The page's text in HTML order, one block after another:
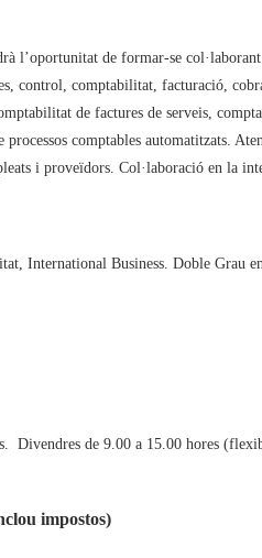
l’oportunitat de formar-se col·laborant
control, comptabilitat, facturació,
de factures de serveis,
comptables automatitzats.
i proveïdors. Col·laboració en la
International Business. Doble Grau
Divendres de 9.00 a 15.00 hores
impostos)